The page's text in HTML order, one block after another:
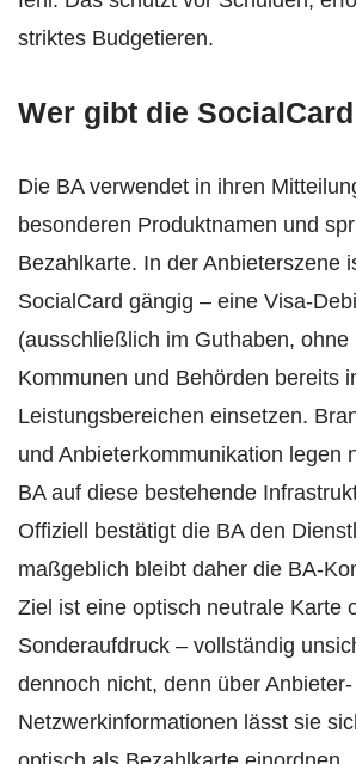
striktes Budgetieren.
Wer gibt die
Die BA verwendet in ihren
besonderen Produktnamen und
Bezahlkarte. In der Anbieterszene
SocialCard gängig – eine Visa-
(ausschließlich im Guthaben,
Kommunen und Behörden bereits
Leistungsbereichen einsetzen.
und Anbieterkommunikation legen
BA auf diese bestehende
Offiziell bestätigt die BA den
maßgeblich bleibt daher die BA-
Ziel ist eine optisch neutrale Karte
Sonderaufdruck – vollständig
dennoch nicht, denn über Anbieter-
Netzwerkinformationen lässt sie